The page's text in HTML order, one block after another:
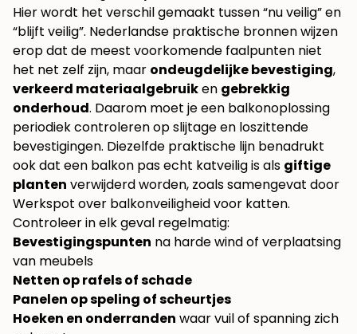
Hier wordt het verschil gemaakt tussen “nu veilig” en
“blijft veilig”. Nederlandse praktische bronnen wijzen
erop dat de meest voorkomende faalpunten niet
het net zelf zijn, maar ondeugdelijke bevestiging,
verkeerd materiaalgebruiken gebrekkig
onderhoud. Daarom moet je een balkonoplossing
periodiek controleren op slijtage en loszittende
bevestigingen. Diezelfde praktische lijn benadrukt
ook dat een balkon pas echt katveilig is als giftige
planten verwijderd worden, zoals samengevat door
Werkspot over balkonveiligheid voor katten.
Controleer in elk geval regelmatig:
Bevestigingspunten na harde wind of verplaatsing
van meubels
Netten op rafels of schade
Panelen op speling of scheurtjes
Hoeken en onderranden waar vuil of spanning zich